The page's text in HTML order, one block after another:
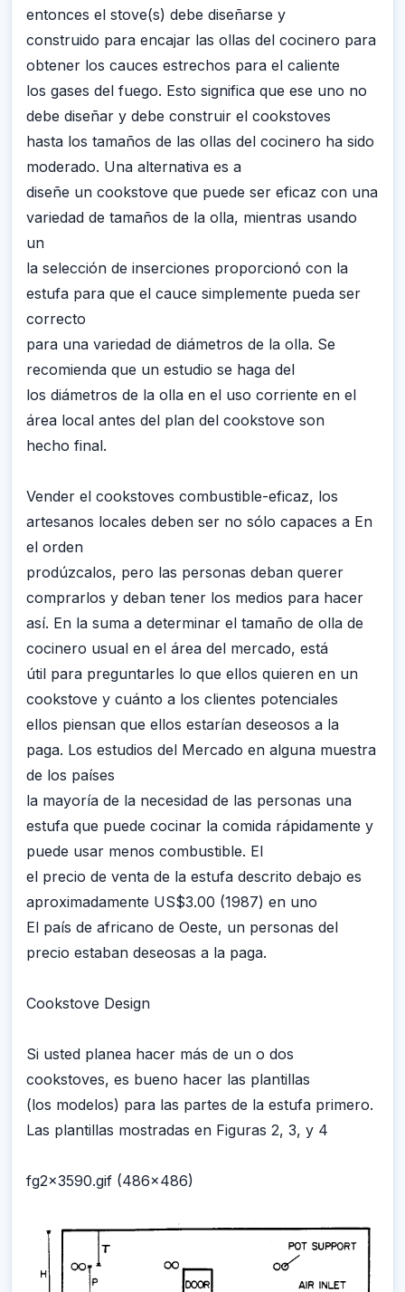
entonces el stove(s) debe diseñarse y
construido para encajar las ollas del cocinero para
obtener los cauces estrechos para el caliente
los gases del fuego. Esto significa que ese uno no
debe diseñar y debe construir el cookstoves
hasta los tamaños de las ollas del cocinero ha sido
moderado. Una alternativa es a
diseñe un cookstove que puede ser eficaz con una
variedad de tamaños de la olla, mientras usando
un
la selección de inserciones proporcionó con la
estufa para que el cauce simplemente pueda ser
correcto
para una variedad de diámetros de la olla. Se
recomienda que un estudio se haga del
los diámetros de la olla en el uso corriente en el
área local antes del plan del cookstove son
hecho final.
Vender el cookstoves combustible-eficaz, los
artesanos locales deben ser no sólo capaces a En
el orden
prodúzcalos, pero las personas deban querer
comprarlos y deban tener los medios para hacer
así. En la suma a determinar el tamaño de olla de
cocinero usual en el área del mercado, está
útil para preguntarles lo que ellos quieren en un
cookstove y cuánto a los clientes potenciales
ellos piensan que ellos estarían deseosos a la
paga. Los estudios del Mercado en alguna muestra
de los países
la mayoría de la necesidad de las personas una
estufa que puede cocinar la comida rápidamente y
puede usar menos combustible. El
el precio de venta de la estufa descrito debajo es
aproximadamente US$3.00 (1987) en uno
El país de africano de Oeste, un personas del
precio estaban deseosas a la paga.
Cookstove Design
Si usted planea hacer más de un o dos
cookstoves, es bueno hacer las plantillas
(los modelos) para las partes de la estufa primero.
Las plantillas mostradas en Figuras 2, 3, y 4
fg2x3590.gif (486x486)